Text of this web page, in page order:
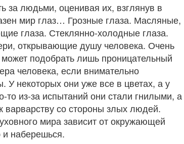
людьми, оценивая их, взглянув в
мир глаз… Грозные глаза. Масляные,
глаза. Стеклянно-холодные глаза.
открывающие душу человека. Очень
подобрать лишь проницательный
человека, если внимательно
У некоторых они уже все в цветах, а у
то из-за испытаний они стали гнилыми, а
варварству со стороны злых людей.
мира зависит от окружающей
и наберешься.